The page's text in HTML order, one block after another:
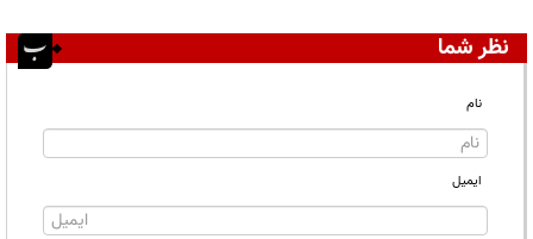
نظر شما
نام
ایمیل